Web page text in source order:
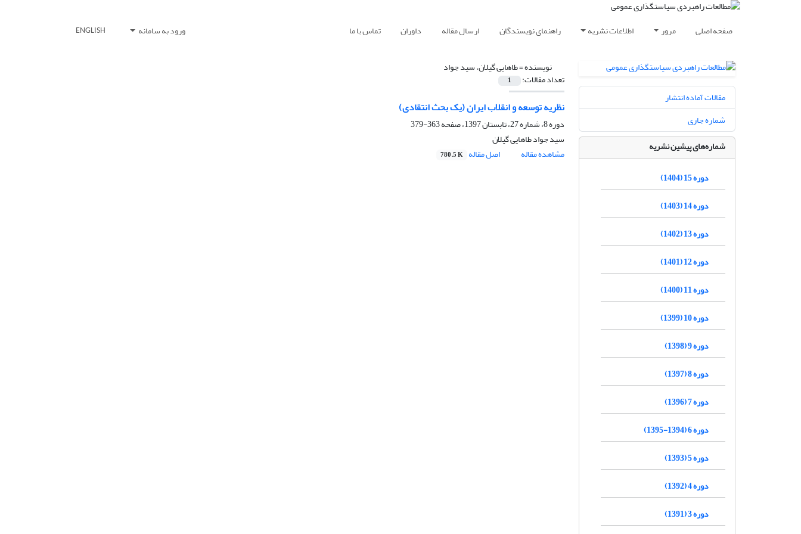
صفحه اصلی مرور اطلاعات نشریه راهنمای نویسندگان ارسال مقاله داوران تماس با ما ورود به سامانه ENGLISH
نویسنده =طاهایی گیلان، سید جواد
تعداد مقالات: 1
‌نظریه توسعه و انقلاب ایران (یک بحث انتقادی)
دوره 8، شماره 27، تابستان 1397، صفحه
363-379
سید جواد طاهایی گیلان
مشاهده مقاله
اصل مقاله 780.5 K
مقالات آماده انتشار
شماره جاری
شماره‌های پیشین نشریه
دوره 15 (1404)
دوره 14 (1403)
دوره 13 (1402)
دوره 12 (1401)
دوره 11 (1400)
دوره 10 (1399)
دوره 9 (1398)
دوره 8 (1397)
دوره 7 (1396)
دوره 6 (1394-1395)
دوره 5 (1393)
دوره 4 (1392)
دوره 3 (1391)